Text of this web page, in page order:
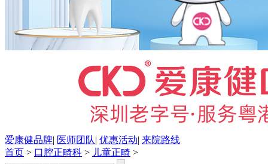
爱康健品牌| 医师团队| 优惠活动| 来院路线
首页 > 口腔正畸科 > 儿童正畸 >